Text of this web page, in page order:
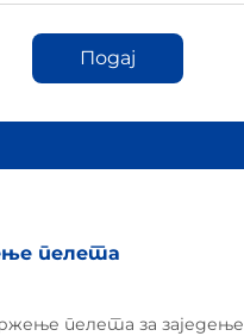
Подај
пелета
пелета за заједење